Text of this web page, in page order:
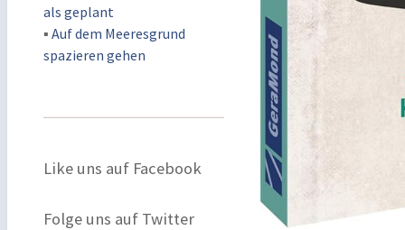
als geplant
▪ Auf dem Meeresgrund
spazieren gehen
Like uns auf Facebook
Folge uns auf Twitter